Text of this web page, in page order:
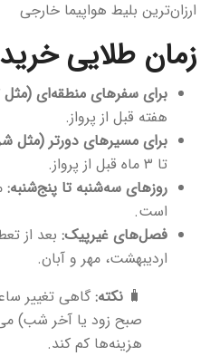
ارزان‌ترین بلیط هواپیما خارجی
زمان طلایی
برای سفرهای منطقه‌ای (مثل
هفته قبل از پرواز.
برای مسیرهای دورتر (مثل
تا ۳ ماه قبل از پرواز.
روزهای سه‌شنبه تا پنج‌شنبه:
است.
فصل‌های غیرپیک: بعد از
اردیبهشت، مهر و آبان.
🧳 نکته: گاهی تغییر
هزینه‌ها کم کند.